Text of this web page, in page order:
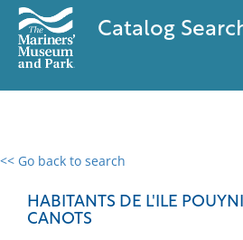
Catalog
<< Go back to search
HABITANTS DE L'ILE
CANOTS
0 results